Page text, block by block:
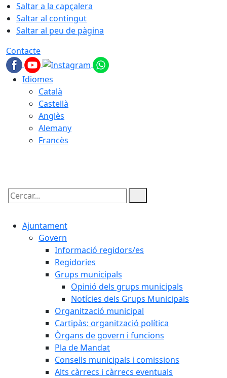
Saltar a la capçalera
Saltar al contingut
Saltar al peu de pàgina
Contacte
Idiomes
Català
Castellà
Anglès
Alemany
Francès
Cercar:
Ajuntament
Govern
Informació regidors/es
Regidories
Grups municipals
Opinió dels grups municipals
Notícies dels Grups Municipals
Organització municipal
Cartipàs: organització política
Òrgans de govern i funcions
Pla de Mandat
Consells municipals i comissions
Alts càrrecs i càrrecs eventuals